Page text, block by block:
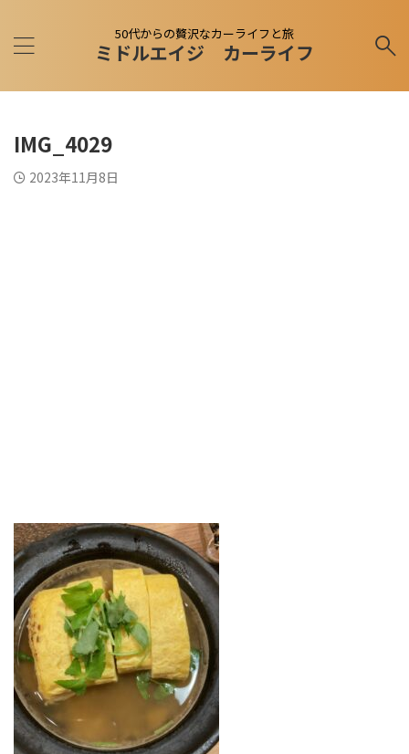
50代からの贅沢なカーライフと旅
ミドルエイジ カーライフ
IMG_4029
2023年11月8日